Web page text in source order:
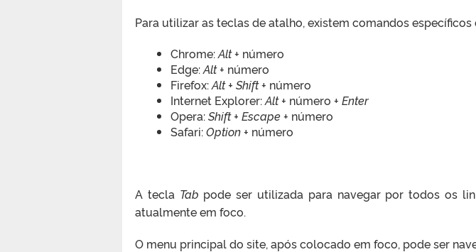
Para utilizar as teclas de atalho, existem comandos específicos
Chrome:Alt+ número
Edge:Alt+ número
Firefox:Alt + Shift+ número
Internet Explorer:Alt+ número + Enter
Opera:Shift + Escape+ número
Safari:Option+ número
A tecla Tab pode ser utilizada para navegar por todos os
atualmente em foco.
O menu principal do site, após colocado em foco, pode ser